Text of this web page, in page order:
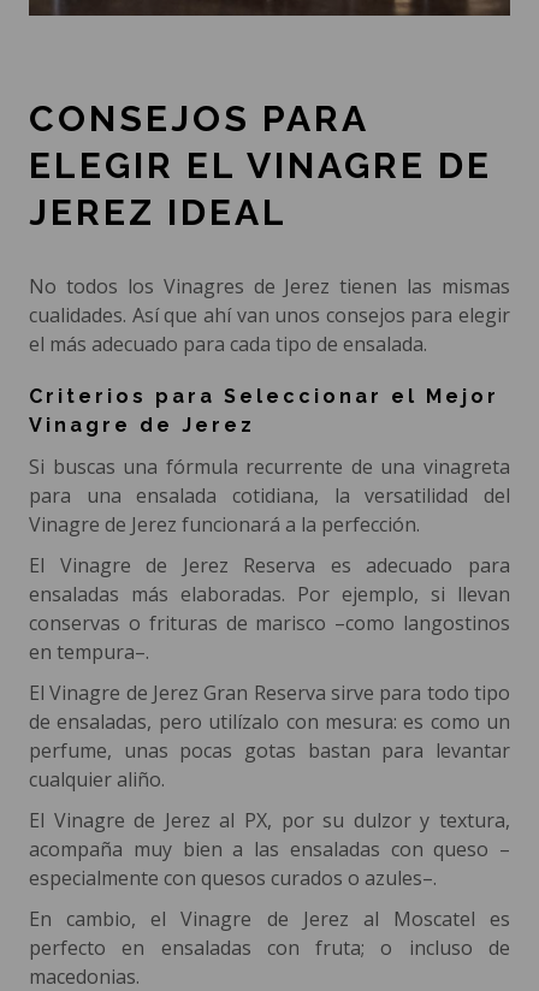
CONSEJOS PARA
ELEGIR EL VINAGRE DE
JEREZ IDEAL
No todos los Vinagres de Jerez tienen las mismas
cualidades. Así que ahí van unos consejos para elegir
el más adecuado para cada tipo de ensalada.
Criterios para Seleccionar el Mejor
Vinagre de Jerez
Si buscas una fórmula recurrente de una vinagreta
para una ensalada cotidiana, la versatilidad del
Vinagre de Jerez funcionará a la perfección.
El Vinagre de Jerez Reserva es adecuado para
ensaladas más elaboradas. Por ejemplo, si llevan
conservas o frituras de marisco –como langostinos
en tempura–.
El Vinagre de Jerez Gran Reserva sirve para todo tipo
de ensaladas, pero utilízalo con mesura: es como un
perfume, unas pocas gotas bastan para levantar
cualquier aliño.
El Vinagre de Jerez al PX, por su dulzor y textura,
acompaña muy bien a las ensaladas con queso –
especialmente con quesos curados o azules–.
En cambio, el Vinagre de Jerez al Moscatel es
perfecto en ensaladas con fruta; o incluso de
macedonias.